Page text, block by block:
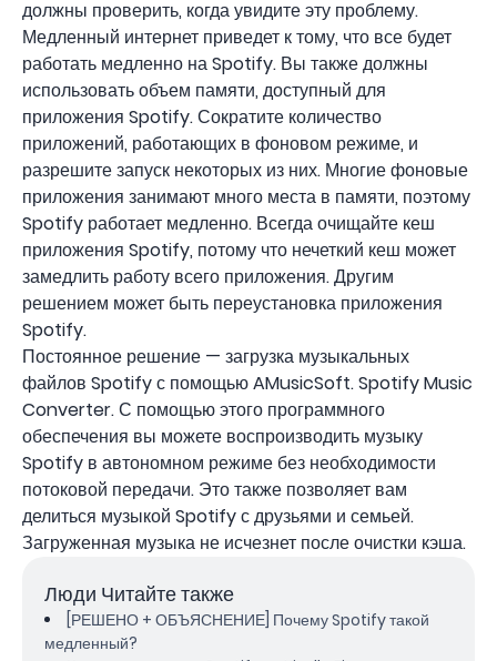
должны проверить, когда увидите эту проблему.
Медленный интернет приведет к тому, что все будет
работать медленно на Spotify. Вы также должны
использовать объем памяти, доступный для
приложения Spotify. Сократите количество
приложений, работающих в фоновом режиме, и
разрешите запуск некоторых из них. Многие фоновые
приложения занимают много места в памяти, поэтому
Spotify работает медленно. Всегда очищайте кеш
приложения Spotify, потому что нечеткий кеш может
замедлить работу всего приложения. Другим
решением может быть переустановка приложения
Spotify.
Постоянное решение — загрузка музыкальных
файлов Spotify с помощью AMusicSoft. Spotify Music
Converter. С помощью этого программного
обеспечения вы можете воспроизводить музыку
Spotify в автономном режиме без необходимости
потоковой передачи. Это также позволяет вам
делиться музыкой Spotify с друзьями и семьей.
Загруженная музыка не исчезнет после очистки кэша.
Люди Читайте также
[РЕШЕНО + ОБЪЯСНЕНИЕ] Почему Spotify такой
медленный?